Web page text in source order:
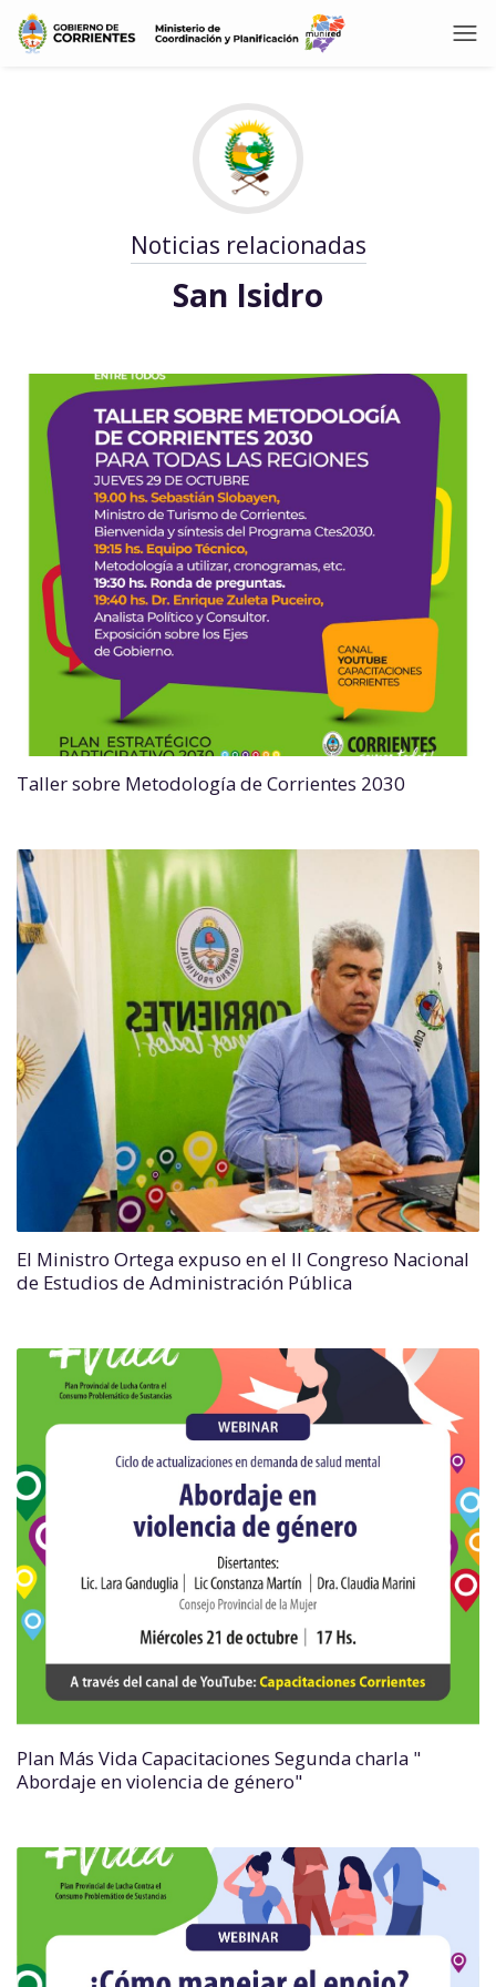
Noticias relacionadas
San Isidro
Taller sobre Metodología de Corrientes 2030
El Ministro Ortega expuso en el II Congreso Nacional
de Estudios de Administración Pública
Plan Más Vida Capacitaciones Segunda charla "
Abordaje en violencia de género"